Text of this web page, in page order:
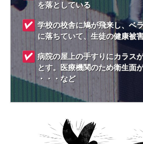
を落としている
学校の校舎に鳩が飛来し、ベ
に落ちていて、生徒の健康被
病院の屋上の手すりにカラス
とす。医療機関のため衛生面
・・・など